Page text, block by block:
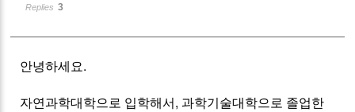
Replies 3
안녕하세요.
자연과학대학으로 입학해서, 과학기술대학으로 졸업한
Sketchbook5, 스케치북5